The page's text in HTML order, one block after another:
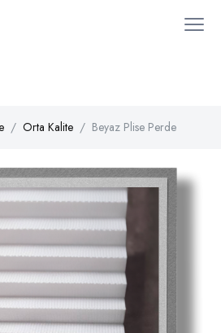
Orta Kalite Beyaz Plise Perde